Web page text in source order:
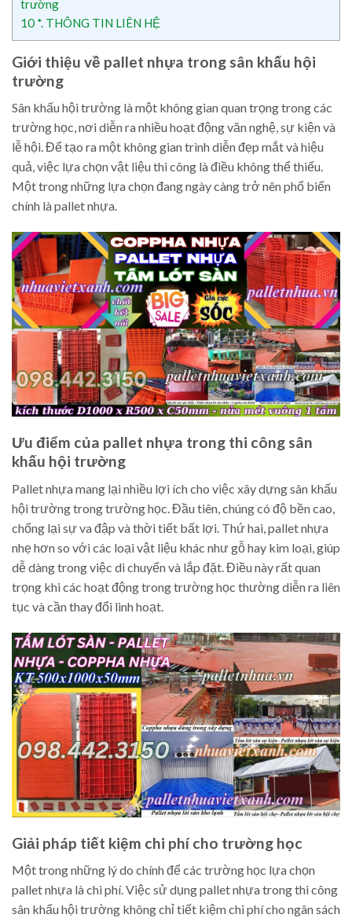
trường
10 *. THÔNG TIN LIÊN HỆ
Giới thiệu về pallet nhựa trong sân khấu hội
trường
Sân khấu hội trường là một không gian quan trọng trong các
trường học, nơi diễn ra nhiều hoạt động văn nghệ, sự kiện và
lễ hội. Để tạo ra một không gian trình diễn đẹp mắt và hiệu
quả, việc lựa chọn vật liệu thi công là điều không thể thiếu.
Một trong những lựa chọn đang ngày càng trở nên phổ biến
chính là pallet nhựa.
Ưu điểm của pallet nhựa trong thi công sân
khấu hội trường
Pallet nhựa mang lại nhiều lợi ích cho việc xây dựng sân khấu
hội trường trong trường học. Đầu tiên, chúng có độ bền cao,
chống lại sự va đập và thời tiết bất lợi. Thứ hai, pallet nhựa
nhẹ hơn so với các loại vật liệu khác như gỗ hay kim loại, giúp
dễ dàng trong việc di chuyển và lắp đặt. Điều này rất quan
trọng khi các hoạt động trong trường học thường diễn ra liên
tục và cần thay đổi linh hoạt.
Giải pháp tiết kiệm chi phí cho trường học
Một trong những lý do chính để các trường học lựa chọn
pallet nhựa là chi phí. Việc sử dụng pallet nhựa trong thi công
sân khấu hội trường không chỉ tiết kiệm chi phí cho ngân sách